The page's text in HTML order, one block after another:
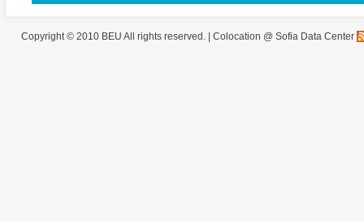
Copyright © 2010 BEU All rights reserved. | Colocation @ Sofia Data Center